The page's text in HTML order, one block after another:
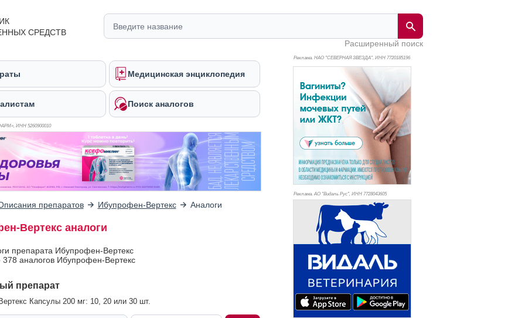
СРЕДСТВ
Расширенный поиск
Медицинская энциклопедия
Поиск аналогов
ИНН 5260900010
препаратов Ибупрофен-Вертекс Аналоги
Вертекс аналоги
препарата Ибупрофен-Вертекс
378 аналогов Ибупрофен-Вертекс
препарат
Капсулы 200 мг: 10, 20 или 30 шт.
Реклама. НАО "СЕВЕРНАЯ ЗВЕЗДА", ИНН 7720185196
Реклама. АО "Видаль Рус", ИНН 7728043605